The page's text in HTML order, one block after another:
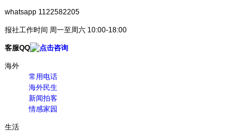
whatsapp 1122582205
报社工作时间 周一至周六 10:00-18:00
客服QQ
海外
常用电话
海外民生
新闻拍客
情感家园
生活